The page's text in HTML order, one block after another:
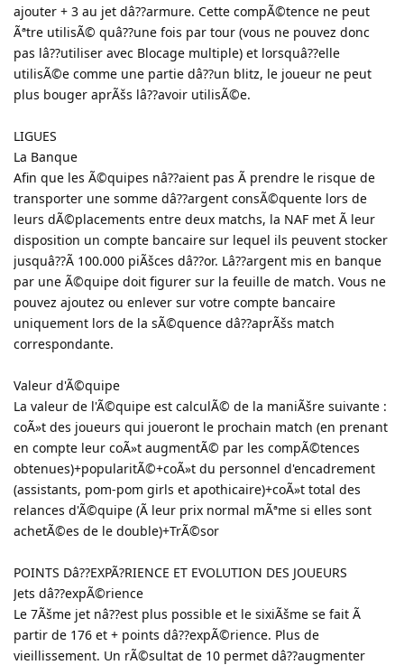
ajouter + 3 au jet dâ??armure. Cette compÃ©tence ne peut
Ãªtre utilisÃ© quâ??une fois par tour (vous ne pouvez donc
pas lâ??utiliser avec Blocage multiple) et lorsquâ??elle
utilisÃ©e comme une partie dâ??un blitz, le joueur ne peut
plus bouger aprÃšs lâ??avoir utilisÃ©e.
LIGUES
La Banque
Afin que les Ã©quipes nâ??aient pas Ã prendre le risque de
transporter une somme dâ??argent consÃ©quente lors de
leurs dÃ©placements entre deux matchs, la NAF met Ã leur
disposition un compte bancaire sur lequel ils peuvent stocker
jusquâ??Ã 100.000 piÃšces dâ??or. Lâ??argent mis en banque
par une Ã©quipe doit figurer sur la feuille de match. Vous ne
pouvez ajoutez ou enlever sur votre compte bancaire
uniquement lors de la sÃ©quence dâ??aprÃšs match
correspondante.
Valeur d'Ã©quipe
La valeur de l'Ã©quipe est calculÃ© de la maniÃšre suivante :
coÃ»t des joueurs qui joueront le prochain match (en prenant
en compte leur coÃ»t augmentÃ© par les compÃ©tences
obtenues)+popularitÃ©+coÃ»t du personnel d'encadrement
(assistants, pom-pom girls et apothicaire)+coÃ»t total des
relances d'Ã©quipe (Ã leur prix normal mÃªme si elles sont
achetÃ©es de le double)+TrÃ©sor
POINTS Dâ??EXPÃ?RIENCE ET EVOLUTION DES JOUEURS
Jets dâ??expÃ©rience
Le 7Ãšme jet nâ??est plus possible et le sixiÃšme se fait Ã
partir de 176 et + points dâ??expÃ©rience. Plus de
vieillissement. Un rÃ©sultat de 10 permet dâ??augmenter